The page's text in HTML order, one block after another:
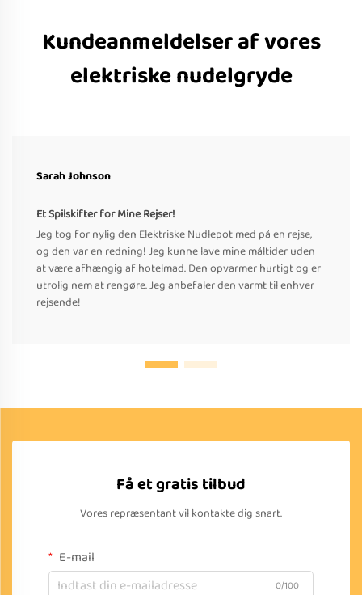
Kundeanmeldelser af vores
elektriske nudelgryde
Sarah Johnson
Et Spilskifter for Mine Rejser!
Jeg tog for nylig den Elektriske Nudlepot med på en rejse,
og den var en redning! Jeg kunne lave mine måltider uden
at være afhængig af hotelmad. Den opvarmer hurtigt og er
utrolig nem at rengøre. Jeg anbefaler den varmt til enhver
rejsende!
Få et gratis tilbud
Vores repræsentant vil kontakte dig snart.
E-mail
0/100